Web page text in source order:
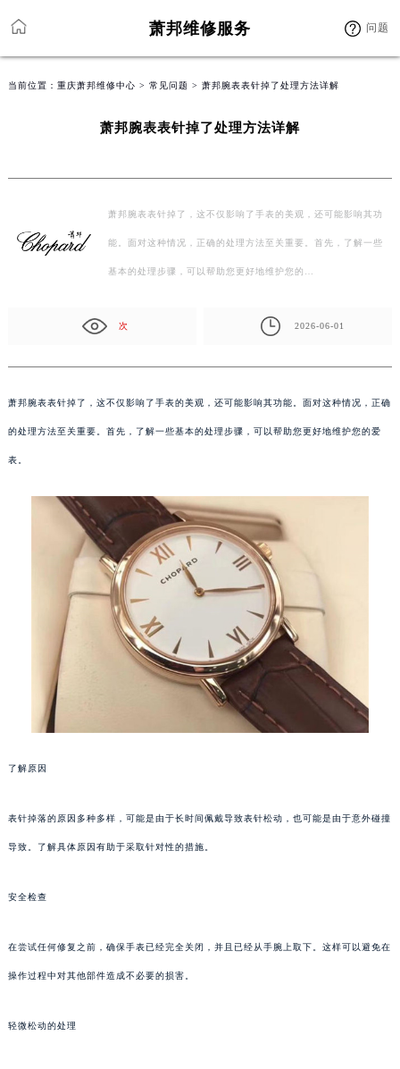
萧邦维修服务 问题
当前位置： 重庆萧邦维修中心 > 常见问题 > 萧邦腕表表针掉了处理方法详解
萧邦腕表表针掉了处理方法详解
萧邦腕表表针掉了，这不仅影响了手表的美观，还可能影响其功
能。面对这种情况，正确的处理方法至关重要。首先，了解一些
基本的处理步骤，可以帮助您更好地维护您的…
次 2026-06-01
萧邦腕表表针掉了，这不仅影响了手表的美观，还可能影响其功能。面对这种情况，正确
的处理方法至关重要。首先，了解一些基本的处理步骤，可以帮助您更好地维护您的爱
表。
了解原因
表针掉落的原因多种多样，可能是由于长时间佩戴导致表针松动，也可能是由于意外碰撞
导致。了解具体原因有助于采取针对性的措施。
安全检查
在尝试任何修复之前，确保手表已经完全关闭，并且已经从手腕上取下。这样可以避免在
操作过程中对其他部件造成不必要的损害。
轻微松动的处理